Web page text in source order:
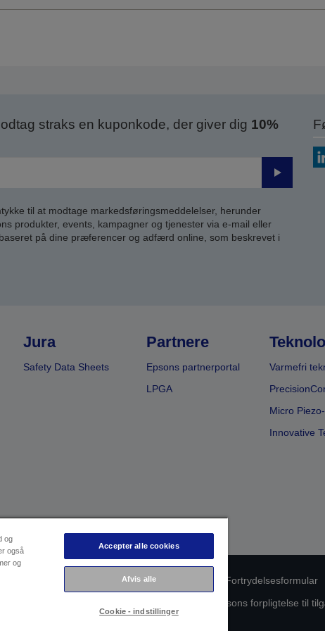
straks en kuponkode, der giver dig 10%
Send
til at modtage markedsføringsmeddelelser, herunder
produkter, events, kampagner og tjenester via e-mail eller
på dine præferencer og adfærd online, som beskrevet i
Jura
Safety Data Sheets
Partnere
Epsons partnerportal
LPGA
Varmefri
Micro
Innovative
Databeskyttelseserklæring Fortrydelsesformular
Epsons forpligtelse til
og
også
og
Accepter alle cookies
Afvis alle
Cookie - indstillinger